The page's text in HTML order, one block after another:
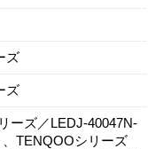
ズ
ズ
ーズ／LEDJ-40047N-
TENQOOシリーズ